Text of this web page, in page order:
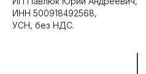
ИНН 500918492568,
УСН, без НДС.